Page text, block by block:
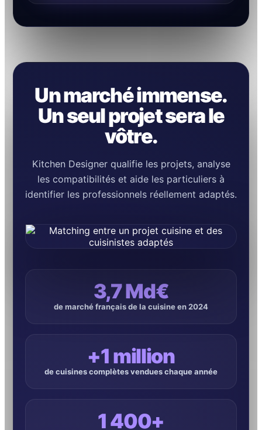
Un marché immense.
Un seul projet sera le
vôtre.
Kitchen Designer qualifie les projets, analyse
les compatibilités et aide les particuliers à
identifier les professionnels réellement adaptés.
3,7 Md€
de marché français de la cuisine en 2024
+1 million
de cuisines complètes vendues chaque année
1 400+